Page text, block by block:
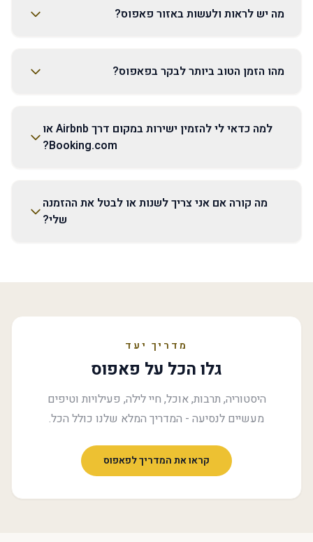
מה יש לראות ולעשות באזור פאפוס?
מהו הזמן הטוב ביותר לבקר בפאפוס?
למה כדאי לי להזמין ישירות במקום דרך Airbnb או
Booking.com?
מה קורה אם אני צריך לשנות או לבטל את ההזמנה
שלי?
מדריך יעד
גלו הכל על פאפוס
היסטוריה, תרבות, אוכל, חיי לילה, פעילויות וטיפים
מעשיים לנסיעה - המדריך המלא שלנו כולל הכל.
קראו את המדריך לפאפוס